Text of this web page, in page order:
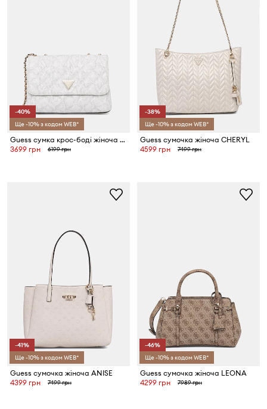
-40%
Ще -10% з кодом WEB*
Guess сумка крос-боді жіноча GIULLY
3699 грн
6199 грн
-38%
Ще -10% з кодом WEB*
Guess сумочка жіноча CHERYL
4599 грн
7499 грн
-41%
Ще -10% з кодом WEB*
Guess сумочка жіноча ANISE
4399 грн
7499 грн
-46%
Ще -10% з кодом WEB*
Guess сумочка жіноча LEONA
4299 грн
7989 грн